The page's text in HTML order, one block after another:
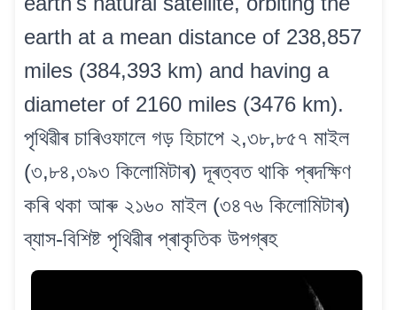
earth at a mean distance of 238,857
miles (384,393 km) and having a
diameter of 2160 miles (3476 km).
পৃথিৱীৰ চাৰিওফালে গড় হিচাপে ২,৩৮,৮৫৭ মাইল
(৩,৮৪,৩৯৩ কিলোমিটাৰ) দূৰত্বত থাকি প্ৰদক্ষিণ
কৰি থকা আৰু ২১৬০ মাইল (৩৪৭৬ কিলোমিটাৰ)
ব্যাস-বিশিষ্ট পৃথিৱীৰ প্ৰাকৃতিক উপগ্ৰহ